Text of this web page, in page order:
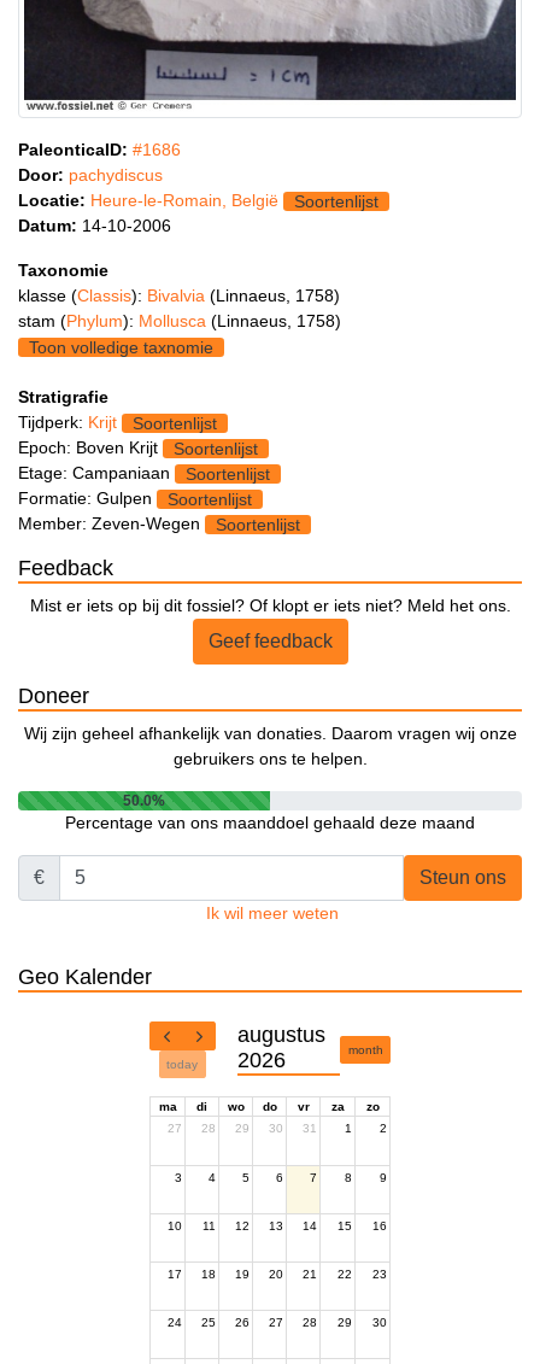
PaleonticaID: #1686
Door: pachydiscus
Locatie: Heure-le-Romain, België
Soortenlijst
Datum: 14-10-2006
Taxonomie
klasse (Classis): Bivalvia (Linnaeus, 1758)
stam (Phylum): Mollusca (Linnaeus, 1758)
Toon volledige taxnomie
Stratigrafie
Tijdperk: Krijt
Soortenlijst
Epoch: Boven Krijt
Soortenlijst
Etage: Campaniaan
Soortenlijst
Formatie: Gulpen
Soortenlijst
Member: Zeven-Wegen
Soortenlijst
Feedback
Mist er iets op bij dit fossiel? Of klopt er iets niet? Meld het ons.
Geef feedback
Doneer
Wij zijn geheel afhankelijk van donaties. Daarom vragen wij onze
gebruikers ons te helpen.
50.0%
Percentage van ons maanddoel gehaald deze maand
€ Steun ons
Ik wil meer weten
Geo Kalender
today
augustus
2026
month
ma di wo do vr za
zo
27
28 29 30 31 1 2
3 4 5 6 7 8 9
10 11 12 13 14 15 16
17 18 19 20 21 22 23
24 25 26 27 28 29 30